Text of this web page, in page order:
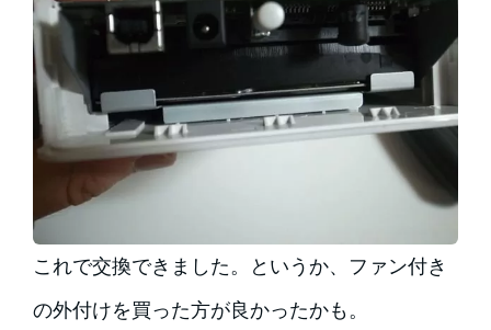
これで交換できました。というか、ファン付き
の外付けを買った方が良かったかも。